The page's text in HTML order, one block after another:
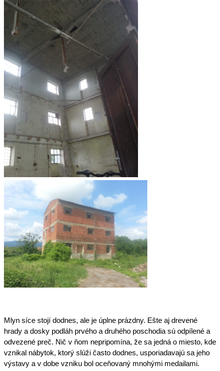
Mlyn síce stojí dodnes, ale je úplne prázdny. Ešte aj drevené
hrady a dosky podláh prvého a druhého poschodia sú odpílené a
odvezené preč. Nič v ňom nepripomína, že sa jedná o miesto, kde
vznikal nábytok, ktorý slúži často dodnes, usporiadavajú sa jeho
výstavy a v dobe vzniku bol oceňovaný mnohými medailami.